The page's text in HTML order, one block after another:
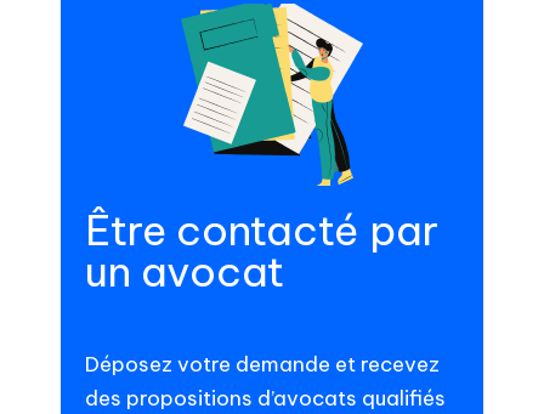
Être contacté par
un avocat
Déposez votre demande et recevez
des propositions d’avocats qualifiés